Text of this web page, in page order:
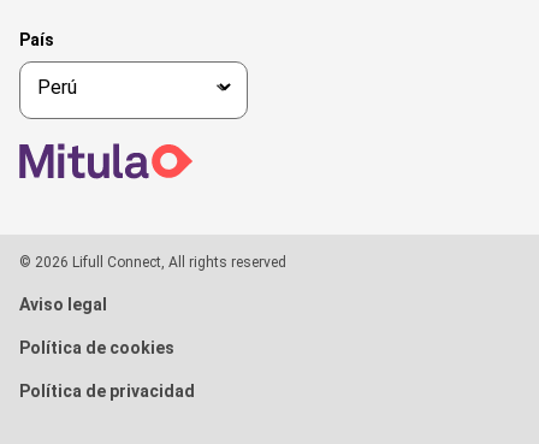
País
© 2026 Lifull Connect, All rights reserved
Aviso legal
Política de cookies
Política de privacidad